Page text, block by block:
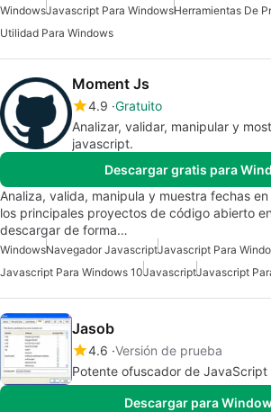
WindowsJavascript Para WindowsHerramientas De
Utilidad Para Windows
Moment Js
4.9 Gratuito
Analizar, validar, manipular y
javascript.
Descargar gratis para
Analiza, valida, manipula y muestra fechas
los principales proyectos de código abierto
descargar de forma…
WindowsNavegador JavascriptJavascript Para
Javascript Para Windows 10JavascriptJavascript
Jasob
4.6 Versión de prueba
Potente ofuscador de JavaScript
Descargar para